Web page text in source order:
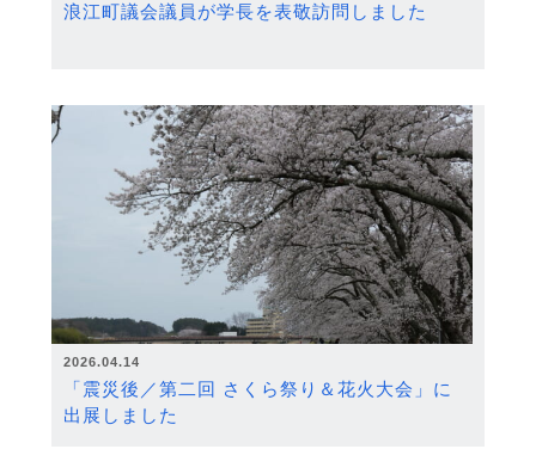
浪江町議会議員が学長を表敬訪問しました
2026.04.14
「震災後／第二回 さくら祭り＆花火大会」に
出展しました